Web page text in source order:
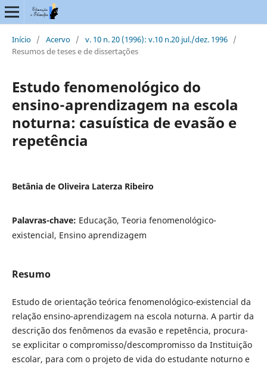
Início / Acervo / v. 10 n. 20 (1996): v.10 n.20 jul./dez. 1996 /
Resumos de teses e de dissertações
Estudo fenomenológico do
ensino-aprendizagem na escola
noturna: casuística de evasão e
repetência
Betânia de Oliveira Laterza Ribeiro
Palavras-chave: Educação, Teoria fenomenológico-
existencial, Ensino aprendizagem
Resumo
Estudo de orientação teórica fenomenológico-existencial da
relação ensino-aprendizagem na escola noturna. A partir da
descrição dos fenômenos da evasão e repetência, procura-
se explicitar o compromisso/descompromisso da Instituição
escolar, para com o projeto de vida do estudante noturno e